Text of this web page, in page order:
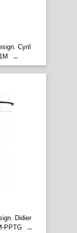
Cyril
...
Didier
PPTG
...